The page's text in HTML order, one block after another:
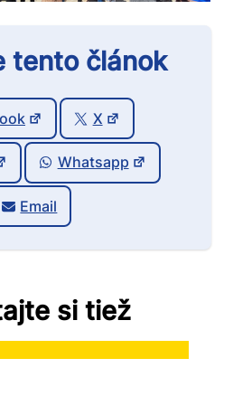
tento článok
X
Whatsapp
Email
si tiež